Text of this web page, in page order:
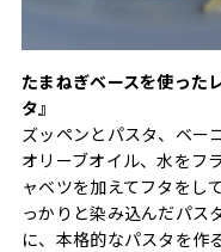
たまねぎベースを使った
タ』
ズッペンとパスタ、ベー
オリーブオイル、水をフ
ャベツを加えてフタをし
っかりと染み込んだパス
に、本格的なパスタを作